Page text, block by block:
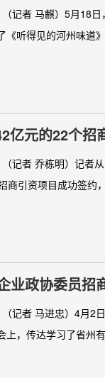
（记者 马麒）5月18
《听得见的河州味
亿元的22个招
（记者 乔栋明）记者
商引资项目成功签约
业政协委员招
（记者 马进忠）4月2
上，传达学习了省州